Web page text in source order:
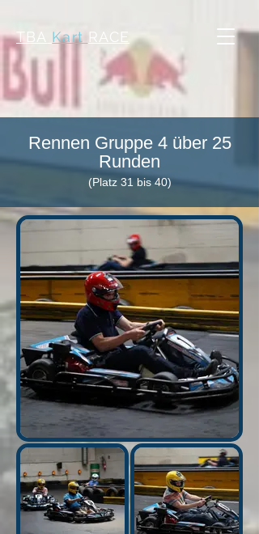
TBA Kart RACE
Rennen Gruppe 4 über 25
Runden
(Platz 31 bis 40)